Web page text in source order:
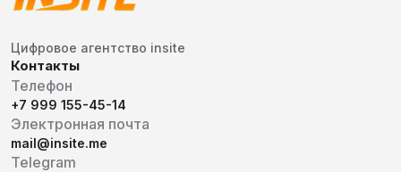
Цифровое агентство insite
Контакты
Телефон
+7 999 155-45-14
Электронная почта
mail@insite.me
Telegram